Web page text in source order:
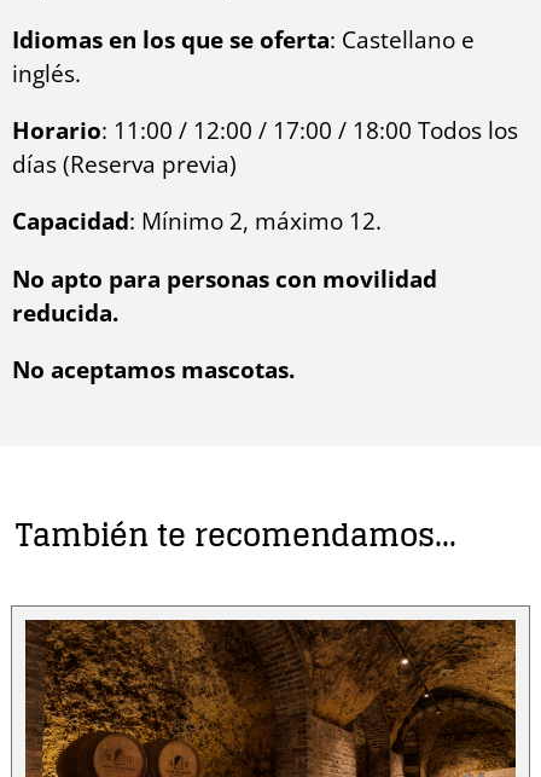
Idiomas en los que se oferta: Castellano e
inglés.
Horario: 11:00 / 12:00 / 17:00 / 18:00 Todos los
días (Reserva previa)
Capacidad: Mínimo 2, máximo 12.
No apto para personas con movilidad
reducida.
No aceptamos mascotas.
También te recomendamos…